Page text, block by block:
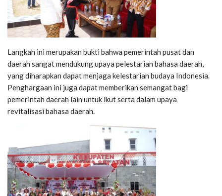
Langkah ini merupakan bukti bahwa pemerintah pusat dan
daerah sangat mendukung upaya pelestarian bahasa daerah,
yang diharapkan dapat menjaga kelestarian budaya Indonesia.
Penghargaan ini juga dapat memberikan semangat bagi
pemerintah daerah lain untuk ikut serta dalam upaya
revitalisasi bahasa daerah.